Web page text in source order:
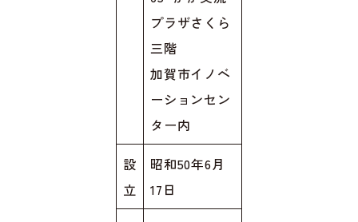
プラザさくら
三階
加賀市イノベ
ーションセン
ター内
設
立
昭和50年6月
17日